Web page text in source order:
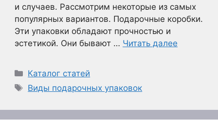
и случаев. Рассмотрим некоторые из самых
популярных вариантов. Подарочные коробки.
Эти упаковки обладают прочностью и
эстетикой. Они бывают … Читать далее
Рубрики
Каталог статей
Метки
Виды подарочных упаковок